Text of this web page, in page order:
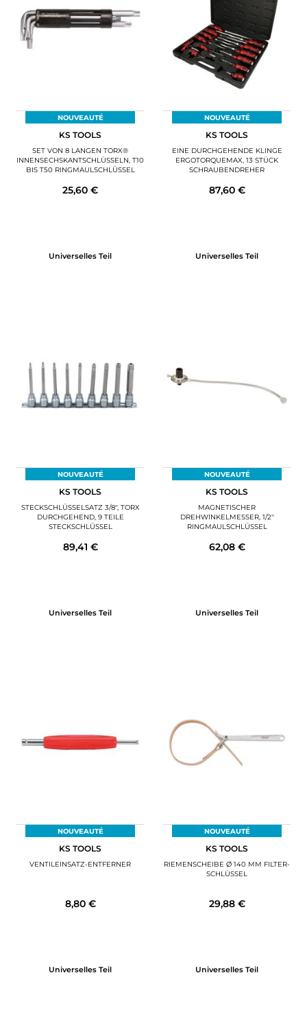
NOUVEAUTÉ
KS TOOLS
SET VON 8 LANGEN TORX®
INNENSECHSKANTSCHLÜSSELN, T10
BIS T50 RINGMAULSCHLÜSSEL
25,60 €
Universelles Teil
NOUVEAUTÉ
KS TOOLS
EINE DURCHGEHENDE KLINGE
ERGOTORQUEMAX, 13 STÜCK
SCHRAUBENDREHER
87,60 €
Universelles Teil
NOUVEAUTÉ
KS TOOLS
STECKSCHLÜSSELSATZ 3/8'', TORX
DURCHGEHEND, 9 TEILE
STECKSCHLÜSSEL
89,41 €
Universelles Teil
NOUVEAUTÉ
KS TOOLS
MAGNETISCHER
DREHWINKELMESSER, 1/2''
RINGMAULSCHLÜSSEL
62,08 €
Universelles Teil
NOUVEAUTÉ
KS TOOLS
VENTILEINSATZ-ENTFERNER
8,80 €
Universelles Teil
NOUVEAUTÉ
KS TOOLS
RIEMENSCHEIBE Ø 140 MM FILTER-
SCHLÜSSEL
29,88 €
Universelles Teil